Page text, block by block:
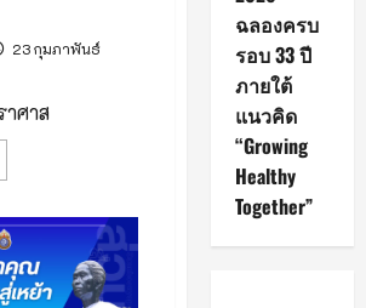
23 กุมภาพันธ์
ศาส
าคม
ค่ำ
ฆบูชา
ฉลองครบ
รอบ 33 ปี
ภายใต้
แนวคิด
“Growing
Healthy
Together”